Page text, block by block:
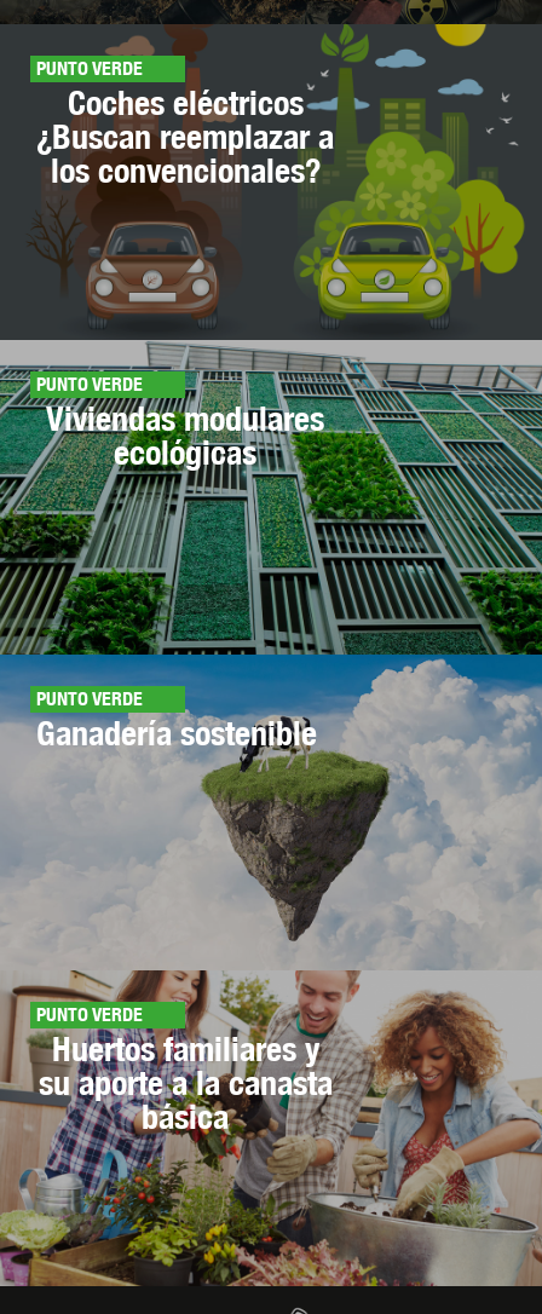
PUNTO VERDE
Coches eléctricos
¿Buscan reemplazar a
los convencionales?
PUNTO VERDE
Viviendas modulares
ecológicas
PUNTO VERDE
Ganadería sostenible
PUNTO VERDE
Huertos familiares y
su aporte a la canasta
básica